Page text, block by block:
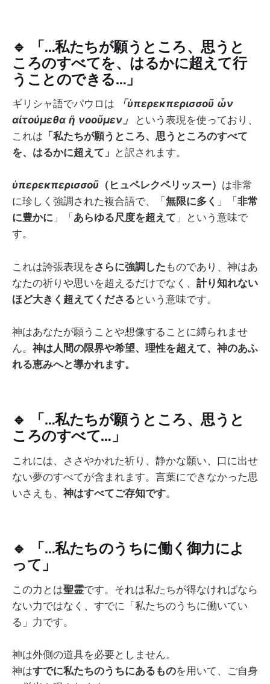
🔹
「…私たちが願うところ、思うと
ころのすべてを、はるかに超えて行
うことのできる…」
ギリシャ語でパウロは
「ὑπερεκπερισσοῦ ὧν
αἰτούμεθα ἢ νοοῦμεν」
という表現を使っており、
これは 「私たちが願うところ、思うところのすべて
を、はるかに超えて」 と訳されます。
ὑπερεκπερισσοῦ （ヒュペレクペリッスー） は非常
に珍しく強調された複合語で、「無限に多く 」「非常
に豊かに 」「あらゆる尺度を超えて 」という意味で
す。
これは誇張表現をさらに強調したものであり、神はあ
なたの祈りや思いを超えるだけでなく、 計り知れない
ほど大きく超えてくださるという意味です。
神はあなたが願うことや想像することに縛られませ
ん。 神は人間の限界や希望、理性を超えて、神のあふ
れる恵みへと導かれます。
🔹
「…私たちが願うところ、思うと
ころのすべて…」
これには、ささやかれた祈り、静かな願い、口に出せ
ない夢のすべてが含まれます。言葉にできなかった思
いさえも、 神はすべてご存知です。
🔹
「…私たちのうちに働く御力によ
って」
この力とは聖霊です。それは私たちが得なければなら
ない力ではなく、すでに「私たちのうちに働いてい
る」力です。
神は外側の道具を必要としません。
神はすでに私たちのうちにあるものを用いて、ご自身